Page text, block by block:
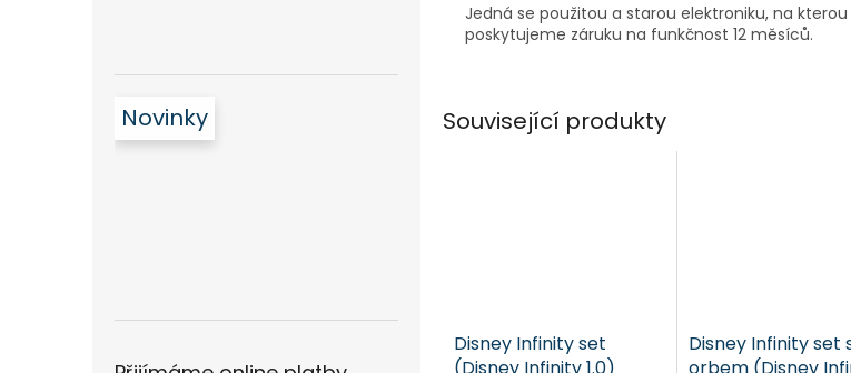
Novinky
Jedná se použitou a starou elektroniku, na
poskytujeme záruku na funkčnost 12 měsíců.
Související produkty
Disney Infinity set
(Disney Infinity 1.0)
Disney Infinity set
orbem (Disney